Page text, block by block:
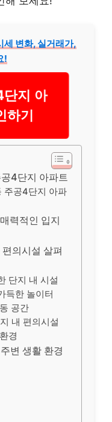
세 변화, 실거래가,
!
지 아
하기
4단지 아파트
주공4단지 아파
력적인 입지
의시설 살펴
단지 내 시설
득한 놀이터
공간
내 편의시설
경
변 생활 환경